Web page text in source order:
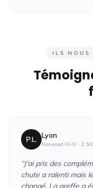
ILS NOUS
P.L. Lyon
Norwood III-IV · 2
“J'ai pris des
chute a ralenti mais
changé. La greffe a